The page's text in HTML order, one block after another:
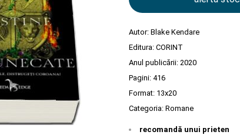
Autor: Blake Kendare
Editura: CORINT
Anul publicării: 2020
Pagini: 416
Format: 13x20
Categoria: Romane
recomandă unui prieten